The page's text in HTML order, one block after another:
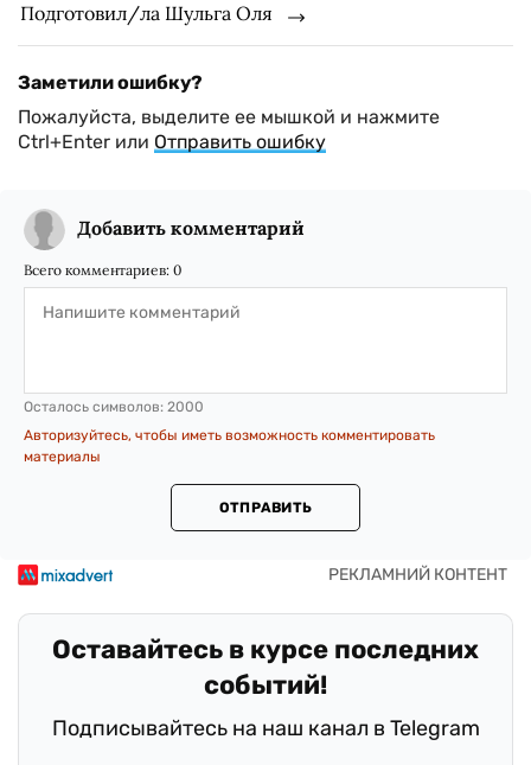
Подготовил/ла Шульга Оля
Заметили ошибку?
Пожалуйста, выделите ее мышкой и нажмите
Ctrl+Enter или Отправить ошибку
Добавить комментарий
Всего комментариев: 0
Осталось символов: 2000
Авторизуйтесь, чтобы иметь возможность комментировать
материалы
ОТПРАВИТЬ
Оставайтесь в курсе последних
событий!
Подписывайтесь на наш канал в Telegram